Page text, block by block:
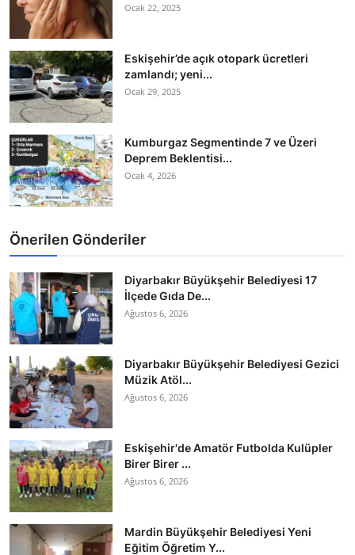
Ocak 22, 2025
Eskişehir’de açık otopark ücretleri
zamlandı; yeni...
Ocak 29, 2025
Kumburgaz Segmentinde 7 ve Üzeri
Deprem Beklentisi...
Ocak 4, 2026
Önerilen Gönderiler
Diyarbakır Büyükşehir Belediyesi 17
İlçede Gıda De...
Ağustos 6, 2026
Diyarbakır Büyükşehir Belediyesi Gezici
Müzik Atöl...
Ağustos 6, 2026
Eskişehir'de Amatör Futbolda Kulüpler
Birer Birer ...
Ağustos 6, 2026
Mardin Büyükşehir Belediyesi Yeni
Eğitim Öğretim Y...